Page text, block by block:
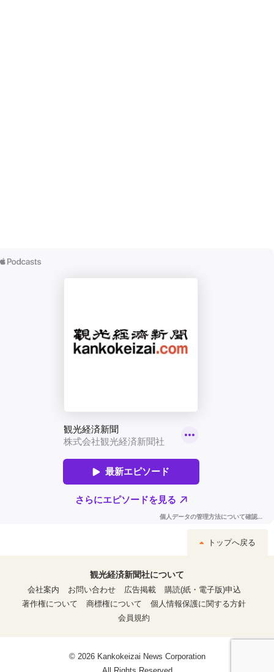
トップへ戻る
観光経済新聞社について
会社案内
お問い合わせ 広告掲載
購読(紙・電子版)申込
著作権について
商標権について
個人情報保護に関する方針
会員規約
© 2026 Kankokeizai News Corporation